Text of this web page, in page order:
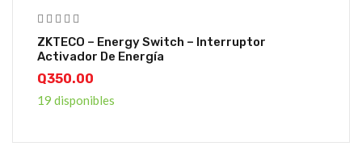
ZKTECO – Energy Switch – Interruptor
Activador De Energía
Q350.00
19 disponibles